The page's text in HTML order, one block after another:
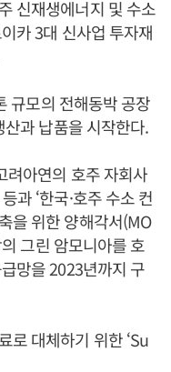
신재생에너지 및 수소
카 3대 신사업 투자재
규모의 전해동박 공장
과 납품을 시작한다.
려아연의 호주 자회사
과 ‘한국·호주 수소 컨
을 위한 양해각서(MO
그린 암모니아를 호
망을 2023년까지 구
로 대체하기 위한 ‘Su